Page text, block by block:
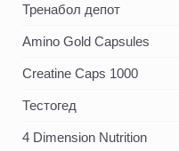
Тренабол депот
Amino Gold Capsules
Creatine Caps 1000
Тестогед
4 Dimension Nutrition